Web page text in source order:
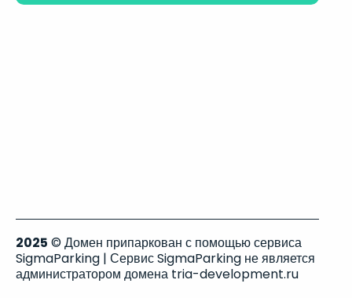
2025 © Домен припаркован с помощью сервиса
SigmaParking | Сервис SigmaParking не является
администратором домена tria-development.ru